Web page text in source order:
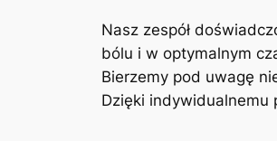
Nasz zespół
bólu i w optymalnym
Bierzemy pod uwagę
Dzięki indywidualnemu